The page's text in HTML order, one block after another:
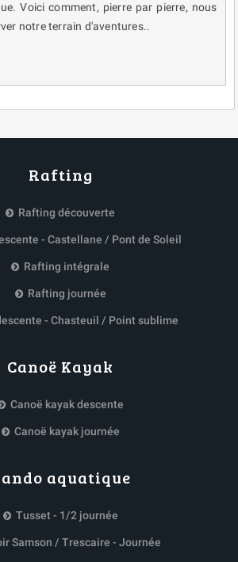
Voici comment, pierre par pierre, nous
notre terrain d'aventures..
Rafting
Rafting découverte
- Castellane / Pont de Soleil
Rafting intégrale
Rafting journée
- Chasteuil / Point sublime
Canoë Kayak
Canoë kayak descente
Canoë kayak journée
aquatique
Tusset - 1/2 journée
Samson / Trescaire - Journée